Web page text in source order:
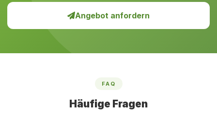
Angebot anfordern
FAQ
Häufige Fragen